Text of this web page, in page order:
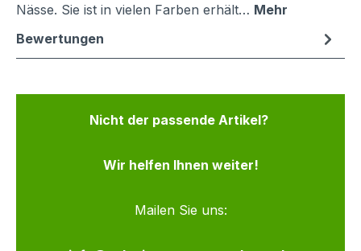
Nässe. Sie ist in vielen Farben erhält… Mehr
Bewertungen
Nicht der passende Artikel?
Wir helfen Ihnen weiter!
Mailen Sie uns: